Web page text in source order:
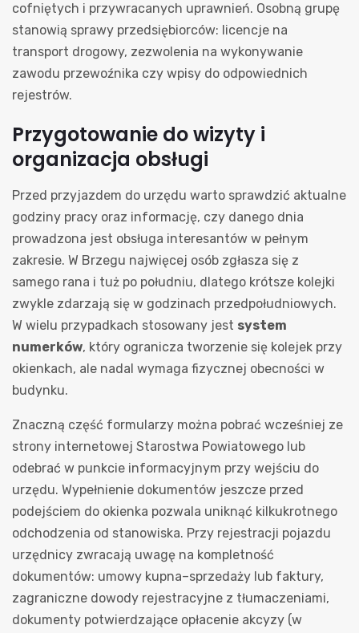
cofniętych i przywracanych uprawnień. Osobną grupę
stanowią sprawy przedsiębiorców: licencje na
transport drogowy, zezwolenia na wykonywanie
zawodu przewoźnika czy wpisy do odpowiednich
rejestrów.
Przygotowanie do wizyty i
organizacja obsługi
Przed przyjazdem do urzędu warto sprawdzić aktualne
godziny pracy oraz informację, czy danego dnia
prowadzona jest obsługa interesantów w pełnym
zakresie. W Brzegu najwięcej osób zgłasza się z
samego rana i tuż po południu, dlatego krótsze kolejki
zwykle zdarzają się w godzinach przedpołudniowych.
W wielu przypadkach stosowany jest system
numerków, który ogranicza tworzenie się kolejek przy
okienkach, ale nadal wymaga fizycznej obecności w
budynku.
Znaczną część formularzy można pobrać wcześniej ze
strony internetowej Starostwa Powiatowego lub
odebrać w punkcie informacyjnym przy wejściu do
urzędu. Wypełnienie dokumentów jeszcze przed
podejściem do okienka pozwala uniknąć kilkukrotnego
odchodzenia od stanowiska. Przy rejestracji pojazdu
urzędnicy zwracają uwagę na kompletność
dokumentów: umowy kupna–sprzedaży lub faktury,
zagraniczne dowody rejestracyjne z tłumaczeniami,
dokumenty potwierdzające opłacenie akcyzy (w